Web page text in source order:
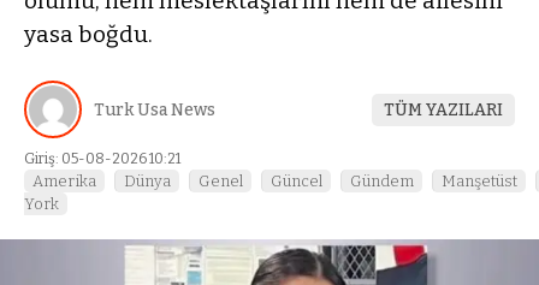
yasa boğdu.
Turk Usa News TÜM YAZILARI
Giriş: 05-08-2026 10:21
Amerika Dünya Genel Güncel Gündem
Manşetüst
York